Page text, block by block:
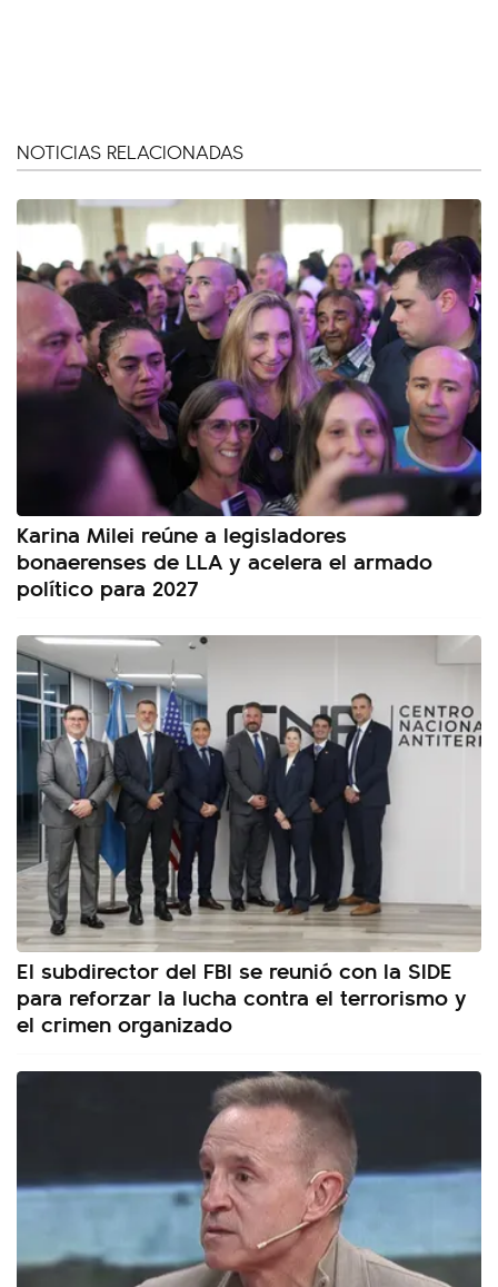
NOTICIAS RELACIONADAS
Karina Milei reúne a legisladores
bonaerenses de LLA y acelera el armado
político para 2027
El subdirector del FBI se reunió con la SIDE
para reforzar la lucha contra el terrorismo y
el crimen organizado